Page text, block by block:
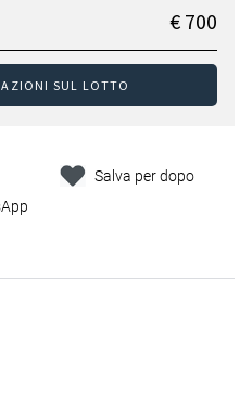
€ 700
SUL LOTTO
Salva per dopo